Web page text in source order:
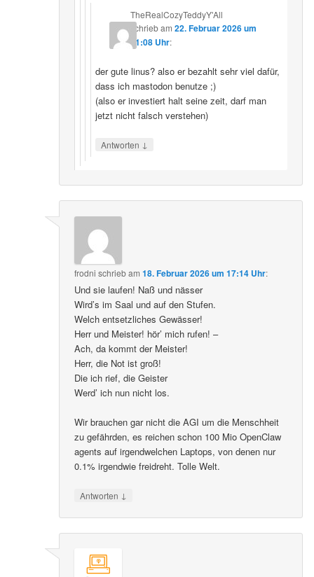
TheRealCozyTeddyY'All
schriebam22. Februar 2026 um
21:08 Uhr:
der gute linus? also er bezahlt sehr viel dafür,
dass ich mastodon benutze ;)
(also er investiert halt seine zeit, darf man
jetzt nicht falsch verstehen)
Antworten ↓
frodni schriebam18. Februar 2026 um 17:14 Uhr:
Und sie laufen! Naß und nässer
Wird’s im Saal und auf den Stufen.
Welch entsetzliches Gewässer!
Herr und Meister! hör’ mich rufen! –
Ach, da kommt der Meister!
Herr, die Not ist groß!
Die ich rief, die Geister
Werd’ ich nun nicht los.
Wir brauchen gar nicht die AGI um die Menschheit
zu gefährden, es reichen schon 100 Mio OpenClaw
agents auf irgendwelchen Laptops, von denen nur
0.1% irgendwie freidreht. Tolle Welt.
Antworten ↓